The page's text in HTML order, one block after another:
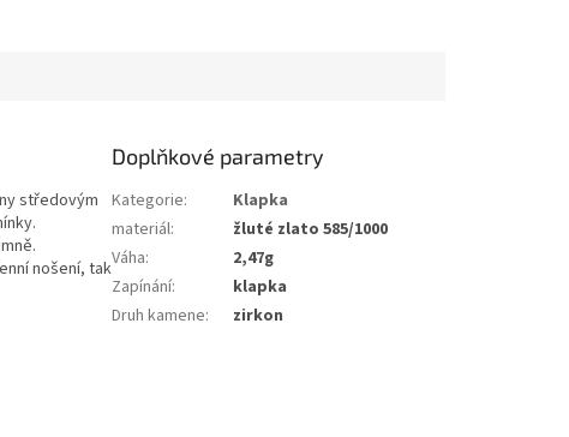
středovým
nošení, tak
Doplňkové parametry
Kategorie:
Klapka
materiál:
žluté zlato 585/1000
Váha:
2,47g
Zapínání:
klapka
Druh kamene: zirkon